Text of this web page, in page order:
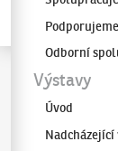
Galerie KODLPodporujeme
Odborní
Výstavy
Úvod
Nadcházející